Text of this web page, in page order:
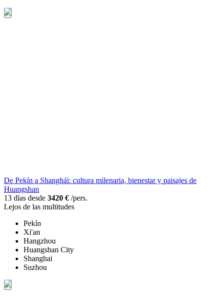
De Pekín a Shanghái: cultura milenaria, bienestar y paisajes de
Huangshan
13 días desde 3420 € /pers.
Lejos de las multitudes
Pekín
Xi'an
Hangzhou
Huangshan City
Shanghai
Suzhou